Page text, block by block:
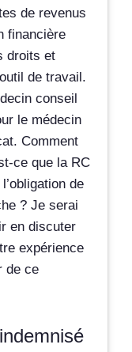
de revenus
financière
droits et
de travail.
conseil
le médecin
Comment
ce que la RC
de
? Je serai
en discuter
expérience
de ce